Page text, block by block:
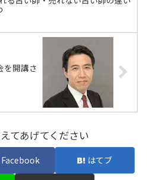
を開講さ
てあげてください
Facebook はてブ